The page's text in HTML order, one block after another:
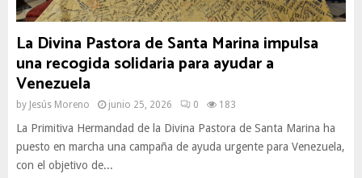
La Divina Pastora de Santa Marina impulsa
una recogida solidaria para ayudar a
Venezuela
by Jesús Moreno junio 25, 2026 0 183
La Primitiva Hermandad de la Divina Pastora de Santa Marina ha
puesto en marcha una campaña de ayuda urgente para Venezuela,
con el objetivo de...